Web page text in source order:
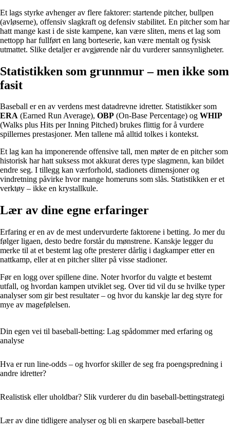
Et lags styrke avhenger av flere faktorer: startende pitcher, bullpen
(avløserne), offensiv slagkraft og defensiv stabilitet. En pitcher som har
hatt mange kast i de siste kampene, kan være sliten, mens et lag som
nettopp har fullført en lang borteserie, kan være mentalt og fysisk
utmattet. Slike detaljer er avgjørende når du vurderer sannsynligheter.
Statistikken som grunnmur – men ikke som
fasit
Baseball er en av verdens mest datadrevne idretter. Statistikker som
ERA (Earned Run Average), OBP (On-Base Percentage) og WHIP
(Walks plus Hits per Inning Pitched) brukes flittig for å vurdere
spillernes prestasjoner. Men tallene må alltid tolkes i kontekst.
Et lag kan ha imponerende offensive tall, men møter de en pitcher som
historisk har hatt suksess mot akkurat deres type slagmenn, kan bildet
endre seg. I tillegg kan værforhold, stadionets dimensjoner og
vindretning påvirke hvor mange homeruns som slås. Statistikken er et
verktøy – ikke en krystallkule.
Lær av dine egne erfaringer
Erfaring er en av de mest undervurderte faktorene i betting. Jo mer du
følger ligaen, desto bedre forstår du mønstrene. Kanskje legger du
merke til at et bestemt lag ofte presterer dårlig i dagkamper etter en
nattkamp, eller at en pitcher sliter på visse stadioner.
Før en logg over spillene dine. Noter hvorfor du valgte et bestemt
utfall, og hvordan kampen utviklet seg. Over tid vil du se hvilke typer
analyser som gir best resultater – og hvor du kanskje lar deg styre for
mye av magefølelsen.
Din egen vei til baseball-betting: Lag spådommer med erfaring og
analyse
Hva er run line-odds – og hvorfor skiller de seg fra poengspredning i
andre idretter?
Realistisk eller uholdbar? Slik vurderer du din baseball-bettingstrategi
Lær av dine tidligere analyser og bli en skarpere baseball-better